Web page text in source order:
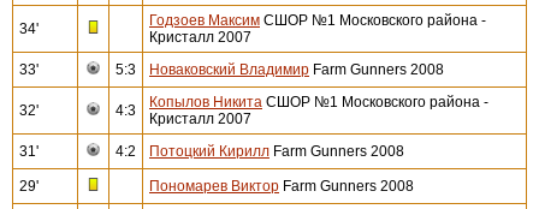
34' Годзоев Максим СШОР №1 Московского района -
Кристалл 2007
33'
5:3 Новаковский Владимир Farm Gunners 2008
32' 4:3 Копылов Никита СШОР №1 Московского района -
Кристалл 2007
31'
4:2 Потоцкий Кирилл Farm Gunners 2008
29' Пономарев Виктор Farm Gunners 2008